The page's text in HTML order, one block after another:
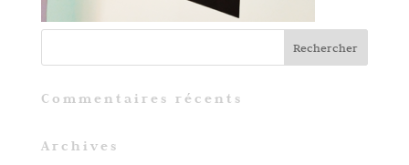
Commentaires récents
Archives